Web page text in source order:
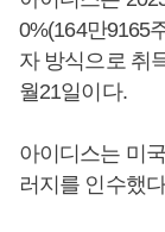
0%(164만9165
자 방식으로 취
월21일이다.
아이디스는 미
러지를 인수했